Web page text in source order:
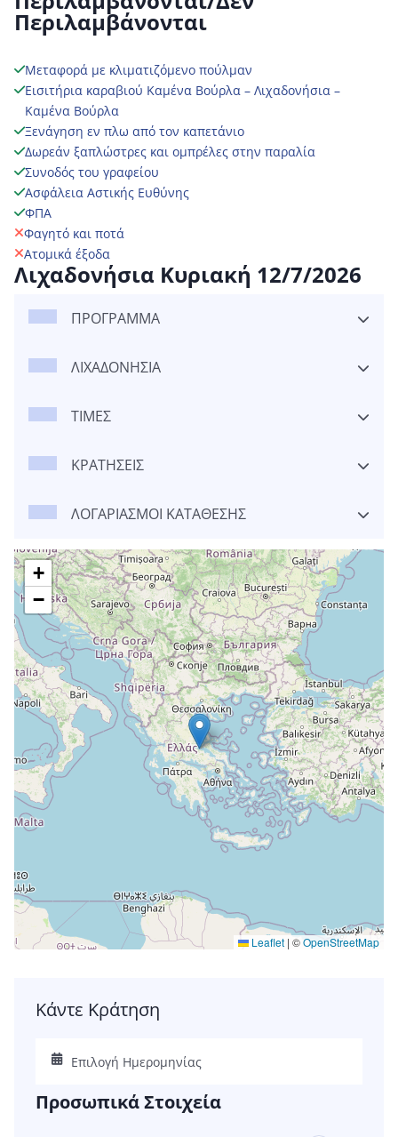
Περιλαμβάνονται
Μεταφορά με κλιματιζόμενο πούλμαν
Εισιτήρια καραβιού Καμένα Βούρλα – Λιχαδονήσια –
Καμένα Βούρλα
Ξενάγηση εν πλω από τον καπετάνιο
Δωρεάν ξαπλώστρες και ομπρέλες στην παραλία
Συνοδός του γραφείου
Ασφάλεια Αστικής Ευθύνης
ΦΠΑ
Φαγητό και ποτά
Ατομικά έξοδα
Λιχαδονήσια Κυριακή 12/7/2026
ΠΡΟΓΡΑΜΜΑ
ΛΙΧΑΔΟΝΗΣΙΑ
ΤΙΜΕΣ
ΚΡΑΤΗΣΕΙΣ
ΛΟΓΑΡΙΑΣΜΟΙ ΚΑΤΑΘΕΣΗΣ
+
−
Leaflet | ©OpenStreetMap
Κάντε Κράτηση
Προσωπικά Στοιχεία